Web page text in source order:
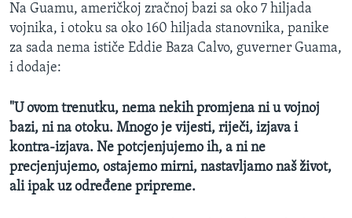
Na Guamu, američkoj zračnoj bazi sa oko 7 hiljada
vojnika, i otoku sa oko 160 hiljada stanovnika, panike
za sada nema ističe Eddie Baza Calvo, guverner Guama,
i dodaje:
"U ovom trenutku, nema nekih promjena ni u vojnoj
bazi, ni na otoku. Mnogo je vijesti, riječi, izjava i
kontra-izjava. Ne potcjenjujemo ih, a ni ne
precjenjujemo, ostajemo mirni, nastavljamo naš život,
ali ipak uz određene pripreme.